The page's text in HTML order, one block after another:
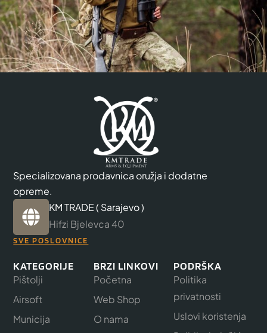
Specializovana prodavnica oružja i dodatne
opreme.
KM TRADE ( Sarajevo )
Hifzi Bjelevca 40
SVE POSLOVNICE
KATEGORIJE
Pištolji
Airsoft
Municija
BRZI LINKOVI
Početna
Web Shop
O nama
PODRŠKA
Politika
privatnosti
Uslovi koristenja